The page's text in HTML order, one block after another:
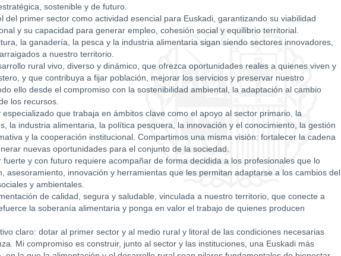
sostenible y de futuro.
del primer sector como actividad esencial para Euskadi, garantizando su viabilidad
y su capacidad para generar empleo, cohesión social y equilibrio territorial.
la ganadería, la pesca y la industria alimentaria sigan siendo sectores innovadores,
a nuestro territorio.
rural vivo, diverso y dinámico, que ofrezca oportunidades reales a quienes viven y
y que contribuya a fijar población, mejorar los servicios y preservar nuestro
ello desde el compromiso con la sostenibilidad ambiental, la adaptación al cambio
los recursos.
que trabaja en ámbitos clave como el apoyo al sector primario, la
la industria alimentaria, la política pesquera, la innovación y el conocimiento, la gestión
y la cooperación institucional. Compartimos una misma visión: fortalecer la cadena
nuevas oportunidades para el conjunto de la sociedad.
y con futuro requiere acompañar de forma decidida a los profesionales que lo
asesoramiento, innovación y herramientas que les permitan adaptarse a los cambios del
y ambientales.
de calidad, segura y saludable, vinculada a nuestro territorio, que conecte a
la soberanía alimentaria y ponga en valor el trabajo de quienes producen
claro: dotar al primer sector y al medio rural y litoral de las condiciones necesarias
Mi compromiso es construir, junto al sector y las instituciones, una Euskadi más